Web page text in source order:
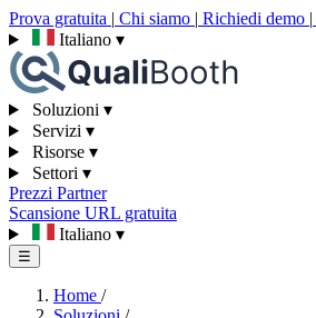
Prova gratuita | Chi siamo | Richiedi demo |
Italiano ▾
Soluzioni ▾
Servizi ▾
Risorse ▾
Settori ▾
Prezzi Partner
Scansione URL gratuita
Italiano ▾
☰
Home /